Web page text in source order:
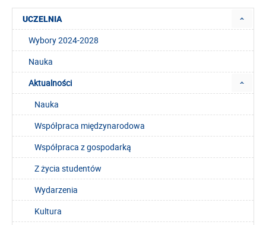
UCZELNIA
Wybory 2024-2028
Nauka
Aktualności
Nauka
Współpraca międzynarodowa
Współpraca z gospodarką
Z życia studentów
Wydarzenia
Kultura